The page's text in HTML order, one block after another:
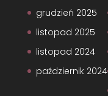
grudzień 2025
listopad 2025
listopad 2024
październik 2024